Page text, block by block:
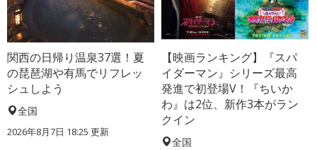
関西の日帰り温泉37選！夏
の琵琶湖や有馬でリフレッ
シュしよう
全国
2026年8月7日 18:25 更新
【映画ランキング】『スパ
イダーマン』シリーズ最高
発進で初登場V！『ちいか
わ』は2位、新作3本がラン
クイン
全国